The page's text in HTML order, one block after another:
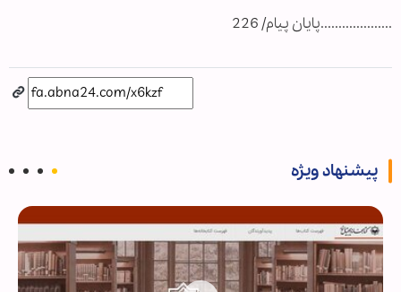
....................پایان پیام/ 226
پیشنهاد ویژه